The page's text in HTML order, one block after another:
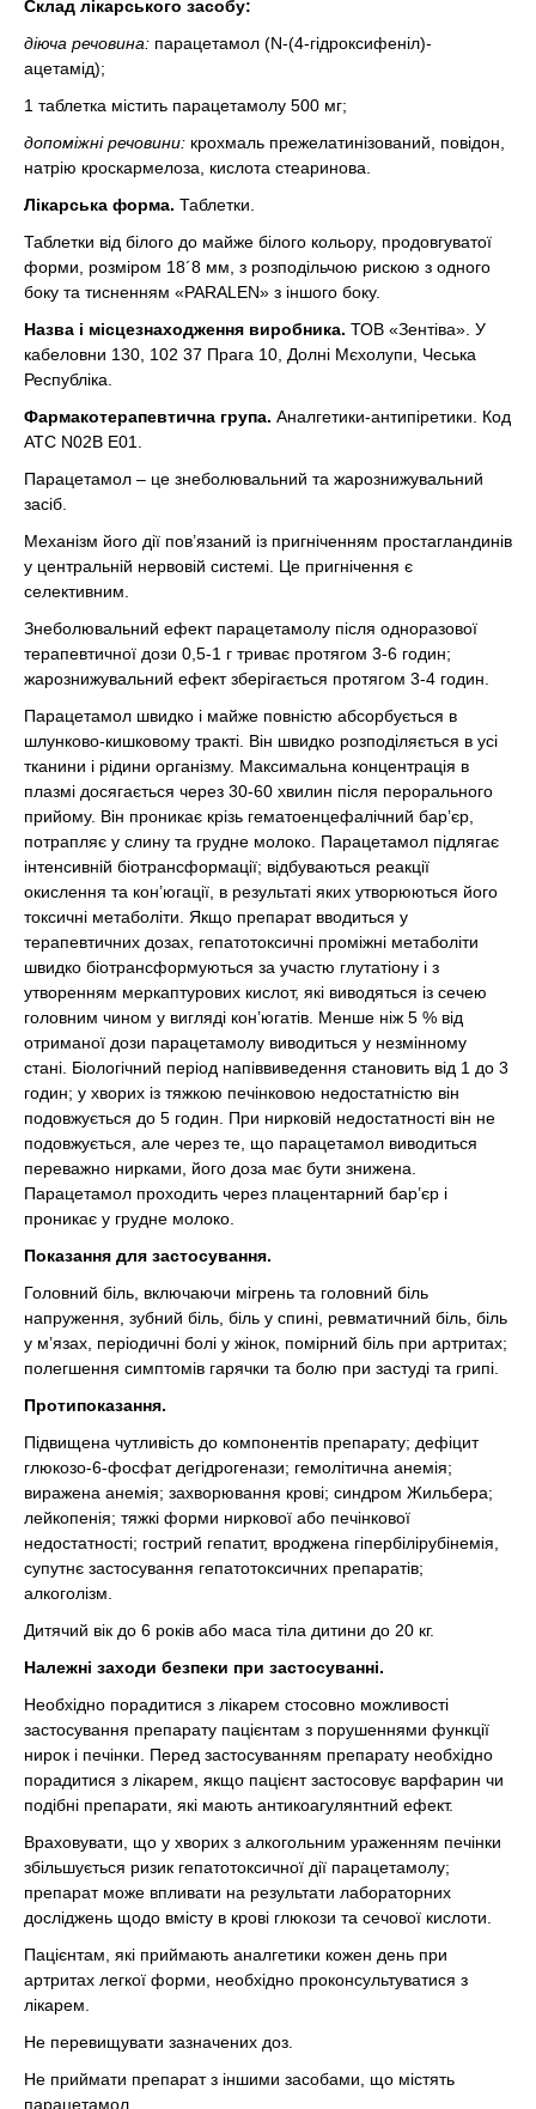
Склад лікарського засобу:
діюча речовина: парацетамол (N-(4-гідроксифеніл)-
ацетамід);
1 таблетка містить парацетамолу 500 мг;
допоміжні речовини: крохмаль прежелатинізований, повідон,
натрію кроскармелоза, кислота стеаринова.
Лікарська форма. Таблетки.
Таблетки від білого до майже білого кольору, продовгуватої
форми, розміром 18´8 мм, з розподільчою рискою з одного
боку та тисненням «PARALEN» з іншого боку.
Назва і місцезнаходження виробника. ТОВ «Зентіва». У
кабеловни 130, 102 37 Прага 10, Долні Мєхолупи, Чеська
Республіка.
Фармакотерапевтична група. Аналгетики-антипіретики. Код
АТС N02B E01.
Парацетамол – це знеболювальний та жарознижувальний
засіб.
Механізм його дії пов’язаний із пригніченням простагландинів
у центральній нервовій системі. Це пригнічення є
селективним.
Знеболювальний ефект парацетамолу після одноразової
терапевтичної дози 0,5-1 г триває протягом 3-6 годин;
жарознижувальний ефект зберігається протягом 3-4 годин.
Парацетамол швидко і майже повністю абсорбується в
шлунково-кишковому тракті. Він швидко розподіляється в усі
тканини і рідини організму. Максимальна концентрація в
плазмі досягається через 30-60 хвилин після перорального
прийому. Він проникає крізь гематоенцефалічний бар’єр,
потрапляє у слину та грудне молоко. Парацетамол підлягає
інтенсивній біотрансформації; відбуваються реакції
окислення та кон’югації, в результаті яких утворюються його
токсичні метаболіти. Якщо препарат вводиться у
терапевтичних дозах, гепатотоксичні проміжні метаболіти
швидко біотрансформуються за участю глутатіону і з
утворенням меркаптурових кислот, які виводяться із сечею
головним чином у вигляді кон’югатів. Менше ніж 5 % від
отриманої дози парацетамолу виводиться у незмінному
стані. Біологічний період напіввиведення становить від 1 до 3
годин; у хворих із тяжкою печінковою недостатністю він
подовжується до 5 годин. При нирковій недостатності він не
подовжується, але через те, що парацетамол виводиться
переважно нирками, його доза має бути знижена.
Парацетамол проходить через плацентарний бар’єр і
проникає у грудне молоко.
Показання для застосування.
Головний біль, включаючи мігрень та головний біль
напруження, зубний біль, біль у спині, ревматичний біль, біль
у м’язах, періодичні болі у жінок, помірний біль при артритах;
полегшення симптомів гарячки та болю при застуді та грипі.
Протипоказання.
Підвищена чутливість до компонентів препарату; дефіцит
глюкозо-6-фосфат дегідрогенази; гемолітична анемія;
виражена анемія; захворювання крові; синдром Жильбера;
лейкопенія; тяжкі форми ниркової або печінкової
недостатності; гострий гепатит, вроджена гіпербілірубінемія,
супутнє застосування гепатотоксичних препаратів;
алкоголізм.
Дитячий вік до 6 років або маса тіла дитини до 20 кг.
Належні заходи безпеки при застосуванні.
Необхідно порадитися з лікарем стосовно можливості
застосування препарату пацієнтам з порушеннями функції
нирок і печінки. Перед застосуванням препарату необхідно
порадитися з лікарем, якщо пацієнт застосовує варфарин чи
подібні препарати, які мають антикоагулянтний ефект.
Враховувати, що у хворих з алкогольним ураженням печінки
збільшується ризик гепатотоксичної дії парацетамолу;
препарат може впливати на результати лабораторних
досліджень щодо вмісту в крові глюкози та сечової кислоти.
Пацієнтам, які приймають аналгетики кожен день при
артритах легкої форми, необхідно проконсультуватися з
лікарем.
Не перевищувати зазначених доз.
Не приймати препарат з іншими засобами, що містять
парацетамол.